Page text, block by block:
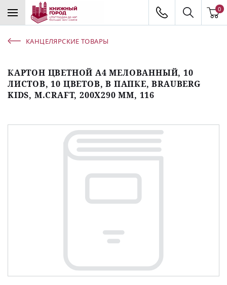
0
КАНЦЕЛЯРСКИЕ ТОВАРЫ
КАРТОН ЦВЕТНОЙ А4 МЕЛОВАННЫЙ, 10
ЛИСТОВ, 10 ЦВЕТОВ, В ПАПКЕ, BRAUBERG
KIDS, M.CRAFT, 200Х290 ММ, 116